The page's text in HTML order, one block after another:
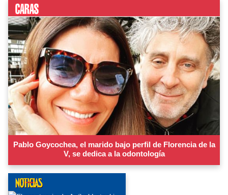
Pablo Goycochea, el marido bajo perfil de Florencia de la
V, se dedica a la odontología